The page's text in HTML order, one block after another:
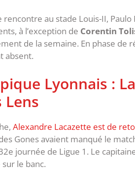
rencontre au stade Louis-II,
à l’exception de Corentin
de la semaine. En phase de
absent.
Lyonnais :
Lens
Alexandre Lacazette est de
Gones avaient manqué le
journée de Ligue 1. Le
le banc.